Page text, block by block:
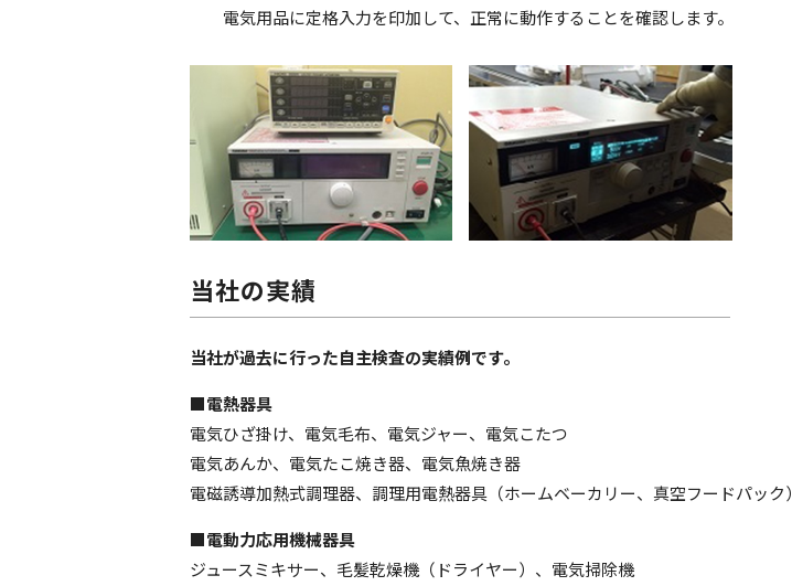
電気用品に定格入力を印加して、正常に動作することを確認します。
当社の実績
当社が過去に行った自主検査の実績例です。
■電熱器具
電気ひざ掛け、電気毛布、電気ジャー、電気こたつ
電気あんか、電気たこ焼き器、電気魚焼き器
電磁誘導加熱式調理器、調理用電熱器具（ホームベーカリー、真空フードパック）
■電動力応用機械器具
ジュースミキサー、毛髪乾燥機（ドライヤー）、電気掃除機